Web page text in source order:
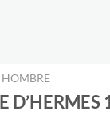
HOMBRE
D’HERMES